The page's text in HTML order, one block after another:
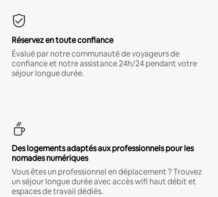
Réservez en toute confiance
Évalué par notre communauté de voyageurs de
confiance et notre assistance 24h/24 pendant votre
séjour longue durée.
Des logements adaptés aux professionnels pour les
nomades numériques
Vous êtes un professionnel en déplacement ? Trouvez
un séjour longue durée avec accès wifi haut débit et
espaces de travail dédiés.